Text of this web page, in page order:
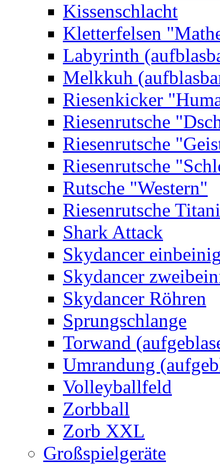
Kissenschlacht
Kletterfelsen
Labyrinth
Melkkuh
Riesenkicker
Riesenrutsche
Riesenrutsche
Riesenrutsche
Rutsche "Western"
Riesenrutsche
Shark Attack
Skydancer
Skydancer
Skydancer Röhren
Sprungschlange
Torwand
Umrandung
Volleyballfeld
Zorbball
Zorb XXL
Großspielgeräte